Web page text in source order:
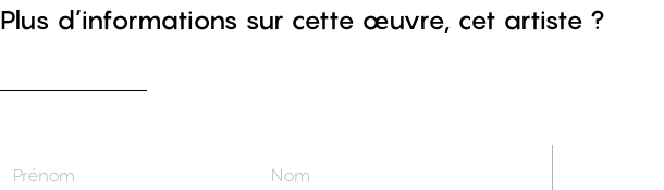
Plus d’informations sur cette œuvre, cet artiste ?